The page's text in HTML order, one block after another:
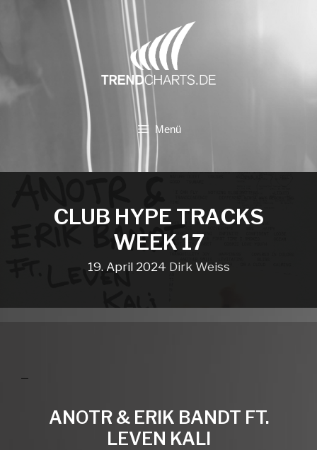
Menü
CLUB HYPE TRACKS
WEEK 17
19. April 2024 Dirk Weiss
ANOTR & ERIK BANDT FT.
LEVEN KALI